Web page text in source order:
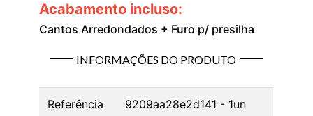
Acabamento incluso:
Cantos Arredondados + Furo p/ presilha
INFORMAÇÕES DO PRODUTO
Referência 9209aa28e2d141 - 1un